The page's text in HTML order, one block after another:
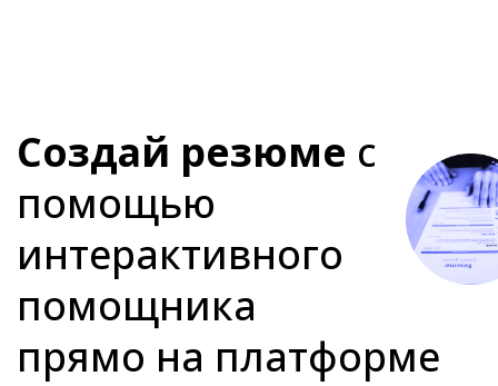
Создай резюме с
помощью
интерактивного
помощника
прямо на платформе